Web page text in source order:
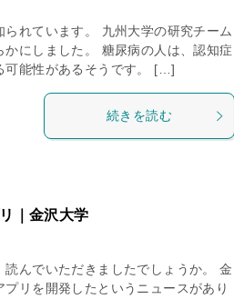
れています。 九州大学の研究チーム
にしました。 糖尿病の人は、認知症
可能性があるそうです。 […]
続きを読む
｜金沢大学
んでいただきましたでしょうか。 金
リを開発したというニュースがあり